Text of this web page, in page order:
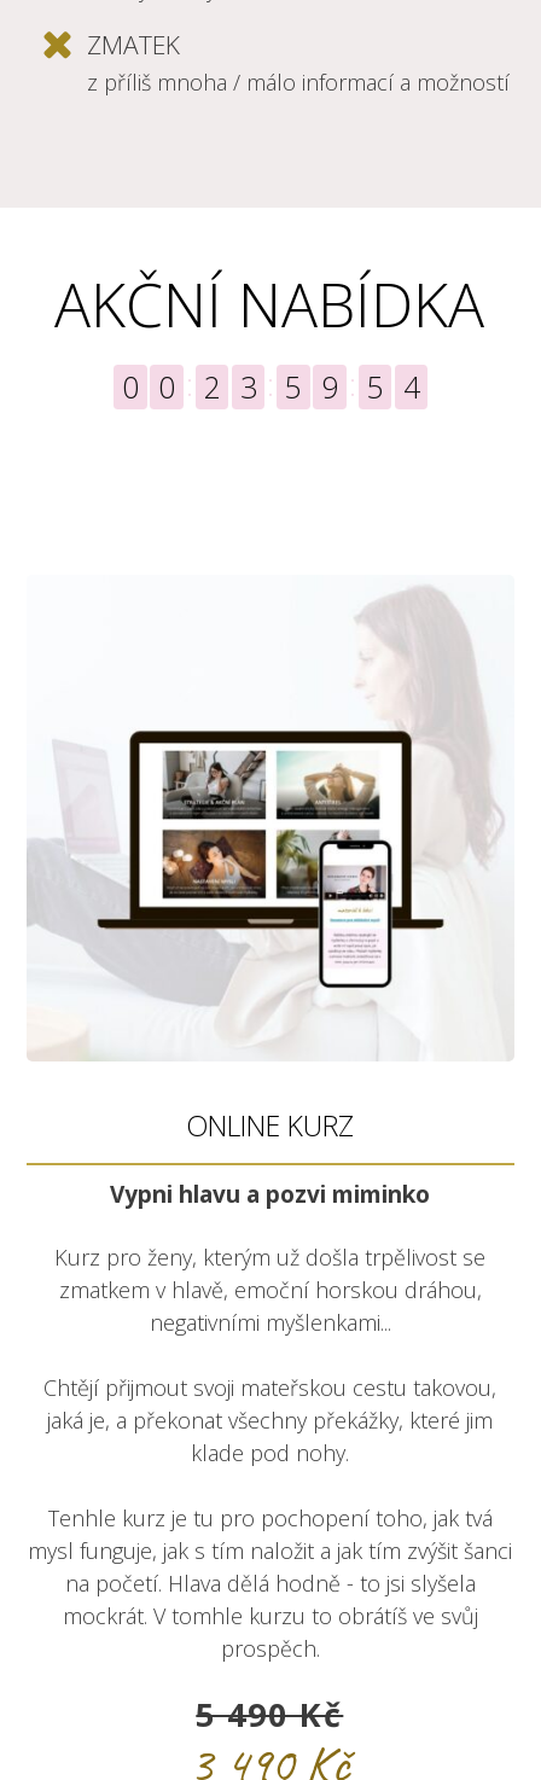
ZMATEK
z příliš mnoha / málo informací a možností
AKČNÍ NABÍDKA
0 0 2 3 5 9 5 2
ONLINE KURZ
Vypni hlavu a pozvi miminko
Kurz pro ženy, kterým už došla trpělivost se
zmatkem v hlavě, emoční horskou dráhou,
negativními myšlenkami...
Chtějí přijmout svoji mateřskou cestu takovou,
jaká je, a překonat všechny překážky, které jim
klade pod nohy.
Tenhle kurz je tu pro pochopení toho, jak tvá
mysl funguje, jak s tím naložit a jak tím zvýšit šanci
na početí. Hlava dělá hodně - to jsi slyšela
mockrát. V tomhle kurzu to obrátíš ve svůj
prospěch.
5 490 Kč
3 490 Kč